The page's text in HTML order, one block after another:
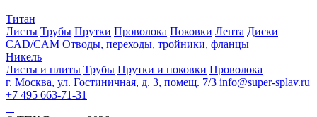
Титан
Листы Трубы Прутки Проволока Поковки Лента Диски
CAD/CAM Отводы, переходы, тройники, фланцы
Никель
Листы и плиты Трубы Прутки и поковки Проволока
г. Москва, ул. Гостиничная, д. 3, помещ. 7/3 info@super-splav.ru
+7 495 663-71-31